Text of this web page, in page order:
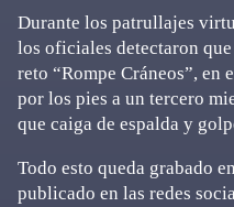
Durante los patrullajes
los oficiales detectaron
reto “Rompe Cráneos”, en
por los pies a un tercero
que caiga de espalda y
Todo esto queda grabado
publicado en las redes